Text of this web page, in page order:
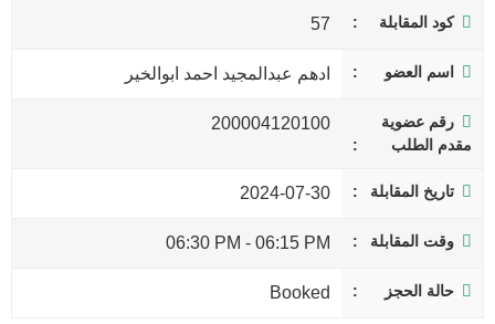
كود المقابلة 57
اسم العضو ادهم عبدالمجيد احمد ابوالخير
رقم عضوية
مقدم الطلب
200004120100
تاريخ المقابلة 2024-07-30
وقت المقابلة 06:15 PM
-
06:30 PM
حالة الحجز Booked